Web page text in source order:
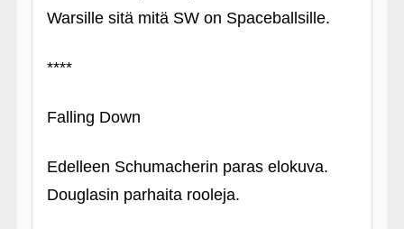
Warsille sitä mitä SW on Spaceballsille.
****
Falling Down
Edelleen Schumacherin paras elokuva.
Douglasin parhaita rooleja.